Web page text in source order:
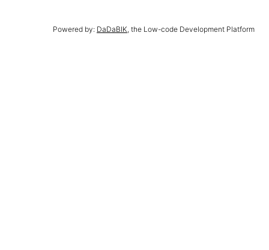
Powered by: DaDaBIK, the Low-code Development Platform